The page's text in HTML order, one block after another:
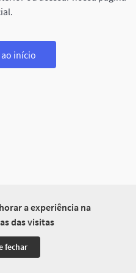
a experiência na
das visitas
fechar
início